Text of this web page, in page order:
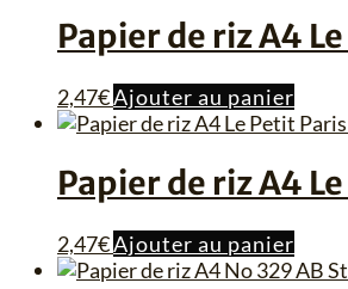
Papier de riz A4
2,47€Ajouter au panier
Papier de riz A4
2,47€Ajouter au panier